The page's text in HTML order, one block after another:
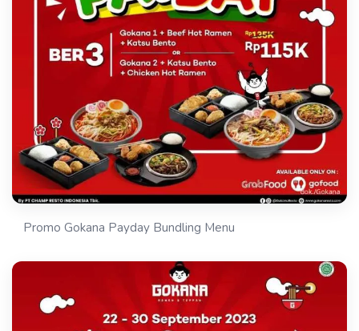
Promo Gokana Payday Bundling Menu